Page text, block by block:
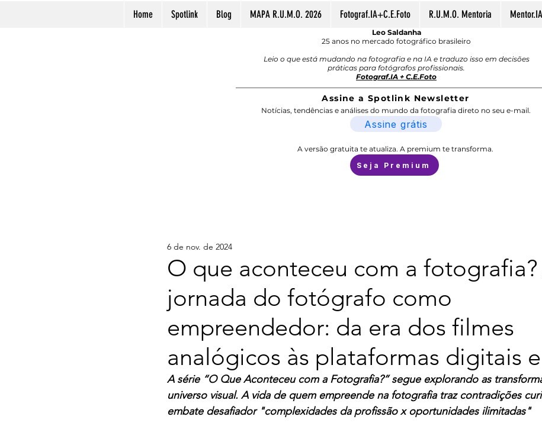
Home Spotlink Blog MAPA R.U.M.O. 2026 Fotograf.IA+C.E.Foto R.U.M.O. Mentoria
Leo Saldanha
25 anos no mercado fotográfico brasileiro
Leio o que está mudando na fotografia e na IA e traduzo isso em decisões
práticas para fotógrafos profissionais.
Fotograf.IA + C.E.Foto
Assine a Spotlink Newsletter
Notícias, tendências e análises do mundo da fotografia direto no seu e-mail.
Assine grátis
A versão gratuita te atualiza. A premium te transforma.
Seja Premium
O que aconteceu com a
jornada do fotógrafo como
empreendedor: da era dos filmes
analógicos às plataformas digitais
6 de nov. de 2024
A série “O Que Aconteceu com a Fotografia?” segue explorando as
universo visual. A vida de quem empreende na fotografia traz contradições
embate desafiador "complexidades da profissão x oportunidades ilimitadas"